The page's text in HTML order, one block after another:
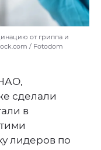
от гриппа и
/ Fotodom
сделали
в
лидеров по